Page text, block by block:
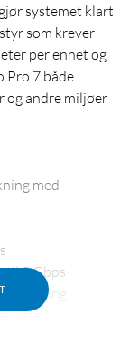
systemet klart
som krever
per enhet og
Pro 7 både
og andre miljøer
med
5 Gbps
tilkobling